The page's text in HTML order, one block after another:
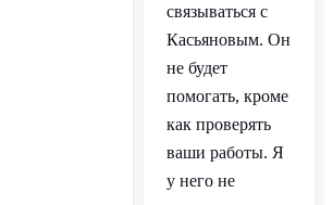
связываться с
Касьяновым. Он
не будет
помогать, кроме
как проверять
ваши работы. Я
у него не